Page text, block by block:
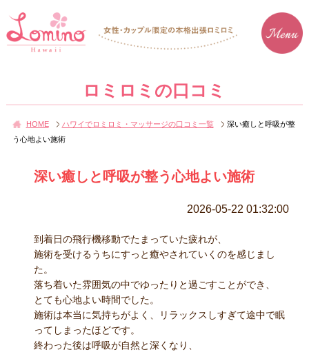
ロミロミの口コミ
HOME ハワイでロミロミ・マッサージの口コミ一覧
深い癒しと呼吸が整
う心地よい施術
深い癒しと呼吸が整う心地よい施術
2026-05-22 01:32:00
到着日の飛行機移動でたまっていた疲れが、
施術を受けるうちにすっと癒やされていくのを感じまし
た。
落ち着いた雰囲気の中でゆったりと過ごすことができ、
とても心地よい時間でした。
施術は本当に気持ちがよく、リラックスしすぎて途中で眠
ってしまったほどです。
終わった後は呼吸が自然と深くなり、